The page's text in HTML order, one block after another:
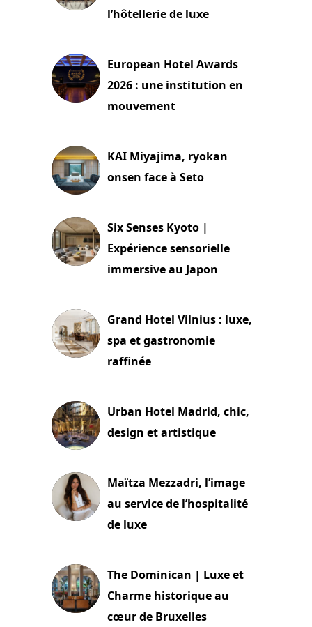
l’hôtellerie de luxe
European Hotel Awards
2026 : une institution en
mouvement
KAI Miyajima, ryokan
onsen face à Seto
Six Senses Kyoto |
Expérience sensorielle
immersive au Japon
Grand Hotel Vilnius : luxe,
spa et gastronomie
raffinée
Urban Hotel Madrid, chic,
design et artistique
Maïtza Mezzadri, l’image
au service de l’hospitalité
de luxe
The Dominican | Luxe et
Charme historique au
cœur de Bruxelles